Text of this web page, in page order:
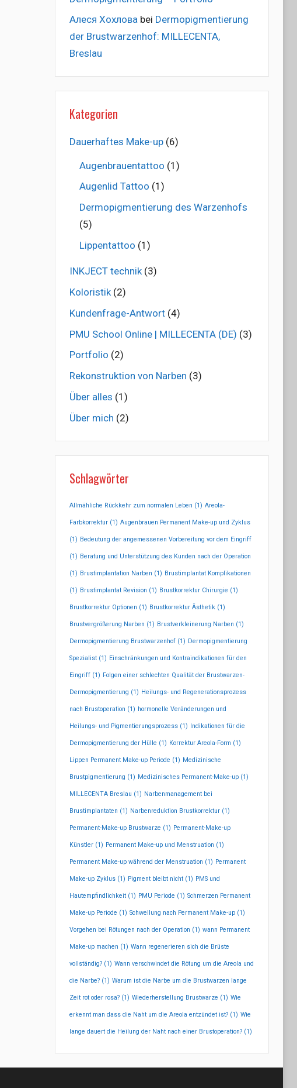
Алеся Хохловаbei Dermopigmentierung
der Brustwarzenhof: MILLECENTA,
Breslau
Kategorien
Dauerhaftes Make-up(6)
Augenbrauentattoo (1)
Augenlid Tattoo (1)
Dermopigmentierung des Warzenhofs
(5)
Lippentattoo (1)
INKJECT technik(3)
Koloristik(2)
Kundenfrage-Antwort(4)
PMU School Online | MILLECENTA (DE) (3)
Portfolio (2)
Rekonstruktion von Narben (3)
Über alles (1)
Über mich (2)
Schlagwörter
Allmähliche Rückkehr zum normalen Leben (1) Areola-
Farbkorrektur(1) Augenbrauen Permanent Make-up und Zyklus
(1) Bedeutung der angemessenen Vorbereitung vor dem Eingriff
(1) Beratung und Unterstützung des Kunden nach der Operation
(1) Brustimplantation Narben (1) Brustimplantat Komplikationen
(1) Brustimplantat Revision (1) Brustkorrektur Chirurgie (1)
Brustkorrektur Optionen (1) Brustkorrektur Ästhetik(1)
Brustvergrößerung Narben (1) Brustverkleinerung Narben (1)
Dermopigmentierung Brustwarzenhof(1) Dermopigmentierung
Spezialist(1) Einschränkungen und Kontraindikationen für den
Eingriff(1) Folgen einer schlechten Qualität der Brustwarzen-
Dermopigmentierung (1) Heilungs- und Regenerationsprozess
nach Brustoperation (1) hormonelle Veränderungen und
Heilungs- und Pigmentierungsprozess(1) Indikationen für die
Dermopigmentierung der Hülle (1) Korrektur Areola-Form (1)
Lippen Permanent Make-up Periode (1) Medizinische
Brustpigmentierung (1) Medizinisches Permanent-Make-up(1)
MILLECENTA Breslau (1) Narbenmanagement bei
Brustimplantaten (1) Narbenreduktion Brustkorrektur(1)
Permanent-Make-up Brustwarze (1) Permanent-Make-up
Künstler(1) Permanent Make-up und Menstruation (1)
Permanent Make-up während der Menstruation (1) Permanent
Make-up Zyklus(1) Pigment bleibt nicht(1) PMS und
Hautempfindlichkeit(1) PMU Periode (1) Schmerzen Permanent
Make-up Periode (1) Schwellung nach Permanent Make-up(1)
Vorgehen bei Rötungen nach der Operation (1) wann Permanent
Make-up machen (1) Wann regenerieren sich die Brüste
vollständig?(1) Wann verschwindet die Rötung um die Areola und
die Narbe?(1) Warum ist die Narbe um die Brustwarzen lange
Zeit rot oder rosa?(1) Wiederherstellung Brustwarze (1) Wie
erkennt man dass die Naht um die Areola entzündet ist?(1) Wie
lange dauert die Heilung der Naht nach einer Brustoperation?(1)